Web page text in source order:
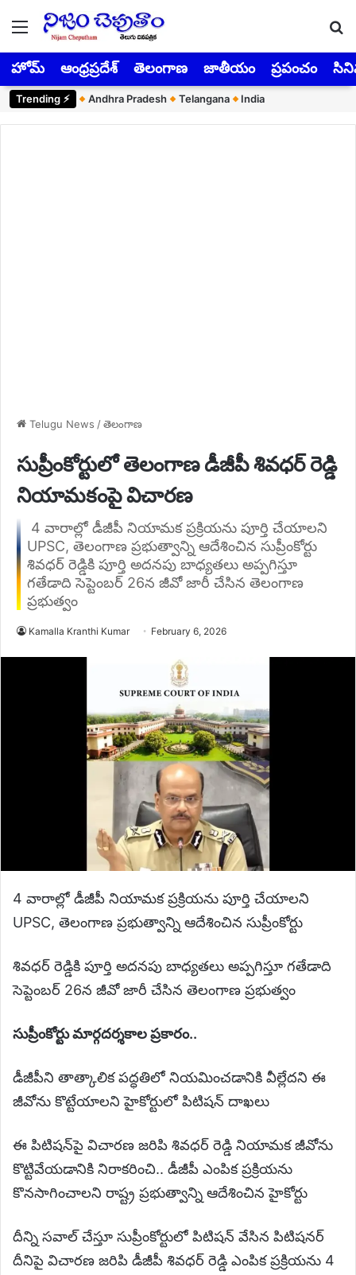
Menu
హోమ్ ఆంధ్రప్రదేశ్ తెలంగాణ జాతీయం ప్రపంచం
Trending ⚡︎ Andhra Pradesh Telangana India
Telugu News /తెలంగాణ
సుప్రీంకోర్టులో తెలంగాణ డీజీపీ శివధర్‌ రెడ్డి
నియామకంపై విచారణ
4 వారాల్లో డీజీపీ నియామక ప్రక్రియను పూర్తి చేయాలని
UPSC, తెలంగాణ ప్రభుత్వాన్ని ఆదేశించిన సుప్రీంకోర్టు
శివధర్ రెడ్డికి పూర్తి అదనపు బాధ్యతలు అప్పగిస్తూ
గతేడాది సెప్టెంబర్ 26న జీవో జారీ చేసిన తెలంగాణ
ప్రభుత్వం
Kamalla Kranthi Kumar February 6, 2026
4 వారాల్లో డీజీపీ నియామక ప్రక్రియను పూర్తి చేయాలని
UPSC, తెలంగాణ ప్రభుత్వాన్ని ఆదేశించిన సుప్రీంకోర్టు
శివధర్ రెడ్డికి పూర్తి అదనపు బాధ్యతలు అప్పగిస్తూ గతేడాది
సెప్టెంబర్ 26న జీవో జారీ చేసిన తెలంగాణ ప్రభుత్వం
సుప్రీంకోర్టు మార్గదర్శకాల ప్రకారం..
డీజీపీని తాత్కాలిక పద్ధతిలో నియమించడానికి వీల్లేదని ఈ
జీవోను కొట్టేయాలని హైకోర్టులో పిటిషన్ దాఖలు
ఈ పిటిషన్‌పై విచారణ జరిపి శివధర్ రెడ్డి నియామక జీవోను
కొట్టివేయడానికి నిరాకరించి.. డీజీపీ ఎంపిక ప్రక్రియను
కొనసాగించాలని రాష్ట్ర ప్రభుత్వాన్ని ఆదేశించిన హైకోర్టు
దీన్ని సవాల్ చేస్తూ సుప్రీంకోర్టులో పిటిషన్ వేసిన పిటిషనర్
దీనిపై విచారణ జరిపి డీజీపీ శివధర్ రెడ్డి ఎంపిక ప్రక్రియను 4